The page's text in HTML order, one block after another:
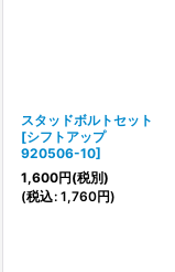
スタッドボルトセット
[シフトアップ
920506-10]
1,600円(税別)
(税込: 1,760円)